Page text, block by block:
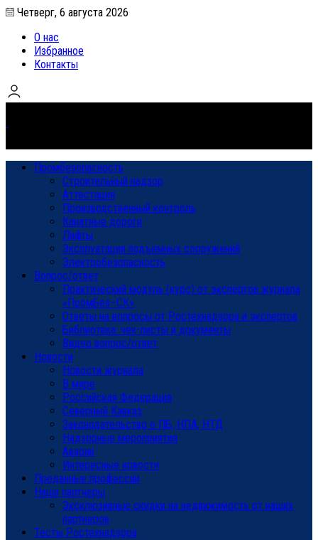
Четверг, 6 августа 2026
О нас
Избранное
Контакты
Промбезопасность
Строительный надзор
Аттестация
Производственный контроль
Канатные дороги
Лифты
Эксплуатация подъемных сооружений
Электробезопасность
Вопрос/ответ
Практический модуль (курс) от экспертов журнала
«ПромБез–СК»
Ответы на вопросы от Ростехнадзора и экспертов
Библиотека: чек-листы и документы
Видео вопрос/ответ
Новости
Новости журнала
В мире
Российская Федерация
Северный Кавказ
Законодательство о ПБ, НПА, НТД
Надзорные мероприятия
Аварии
Интересные новости
Преданные профессии
Наши партнеры
Эксклюзивные скидки на недвижимость от наших
партнеров
Тесты Ростехнадзора